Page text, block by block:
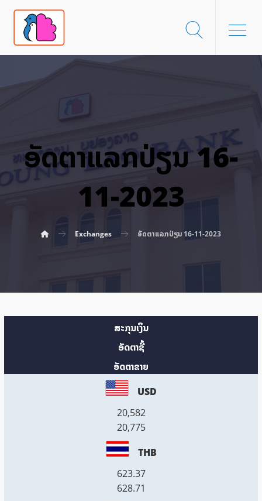
ອັດ​ຕາ​ແລກ​ປ່ຽນ 16-
11-2023
Exchanges ອັດ​ຕາ​ແລກ​ປ່ຽນ 16-11-2023
ສະກຸນເງິນ
ອັດຕາຊື້
ອັດຕາຂາຍ
USD
20,582
20,775
THB
623.37
628.71